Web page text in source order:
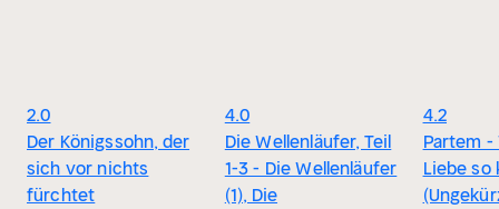
2.0
Der Königssohn, der
sich vor nichts
fürchtet
4.0
Die Wellenläufer, Teil
1-3 - Die Wellenläufer
(1), Die
4.2
Partem -
Liebe so